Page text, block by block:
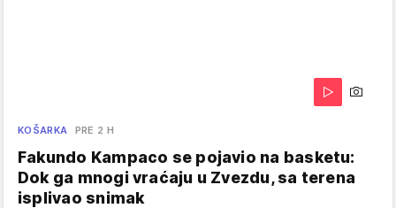
KOŠARKA PRE 2 H
Fakundo Kampaco se pojavio na basketu:
Dok ga mnogi vraćaju u Zvezdu, sa terena
isplivao snimak